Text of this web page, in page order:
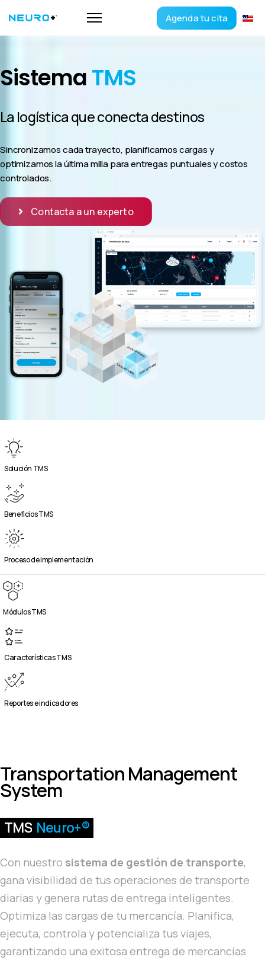
Agenda tu cita
SistemaTMS
La logística que conecta destinos
Sincronizamos cada trayecto, planificamos cargas y
optimizamos la última milla para entregas puntuales y costos
controlados.
Contacta a un experto
Solución TMS
Beneficios TMS
Proceso de implementación
Módulos TMS
Características TMS
Reportes e indicadores
Transportation Management
System
TMS Neuro+®
Con nuestro sistema de gestión de transporte,
gana visibilidad de tus operaciones de transporte
diarias y genera rutas de entrega inteligentes.
Optimiza las cargas de tu mercancía. Planifica,
ejecuta, controla y potencializa tus viajes,
garantizando una exitosa entrega de mercancías